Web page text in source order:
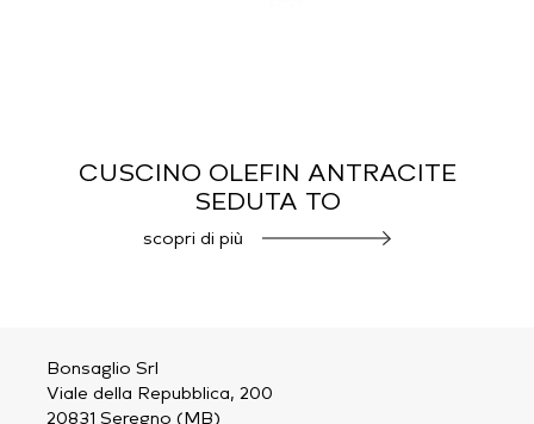
CUSCINO OLEFIN ANTRACITE
SEDUTA TO
scopri di più
Bonsaglio Srl
Viale della Repubblica, 200
20831 Seregno (MB)